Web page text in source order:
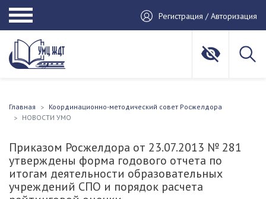
Регистрация / Авторизация
Главная
Координационно-методический совет Росжелдора
НОВОСТИ УМО
Приказом Росжелдора от 23.07.2013 № 281
утверждены форма годового отчета по
итогам деятельности образовательных
учреждений СПО и порядок расчета